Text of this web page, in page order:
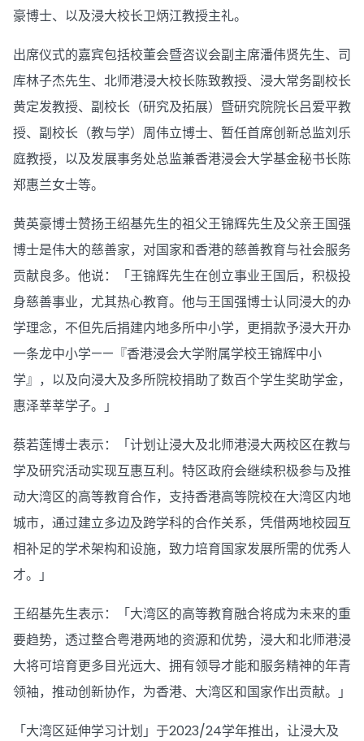
豪博士、以及浸大校长卫炳江教授主礼。
出席仪式的嘉宾包括校董会暨咨议会副主席潘伟贤先生、司
库林子杰先生、北师港浸大校长陈致教授、浸大常务副校长
黄定发教授、副校长（研究及拓展）暨研究院院长吕爱平教
授、副校长（教与学）周伟立博士、暂任首席创新总监刘乐
庭教授，以及发展事务处总监兼香港浸会大学基金秘书长陈
郑惠兰女士等。
黄英豪博士赞扬王绍基先生的祖父王锦辉先生及父亲王国强
博士是伟大的慈善家，对国家和香港的慈善教育与社会服务
贡献良多。他说：「王锦辉先生在创立事业王国后，积极投
身慈善事业，尤其热心教育。他与王国强博士认同浸大的办
学理念，不但先后捐建内地多所中小学，更捐款予浸大开办
一条龙中小学——『香港浸会大学附属学校王锦辉中小
学』，以及向浸大及多所院校捐助了数百个学生奖助学金，
惠泽莘莘学子。」
蔡若莲博士表示：「计划让浸大及北师港浸大两校区在教与
学及研究活动实现互惠互利。特区政府会继续积极参与及推
动大湾区的高等教育合作，支持香港高等院校在大湾区内地
城市，通过建立多边及跨学科的合作关系，凭借两地校园互
相补足的学术架构和设施，致力培育国家发展所需的优秀人
才。」
王绍基先生表示：「大湾区的高等教育融合将成为未来的重
要趋势，透过整合粤港两地的资源和优势，浸大和北师港浸
大将可培育更多目光远大、拥有领导才能和服务精神的年青
领袖，推动创新协作，为香港、大湾区和国家作出贡献。」
「大湾区延伸学习计划」于2023/24学年推出，让浸大及